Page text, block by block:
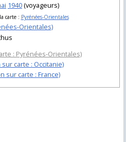
1940(voyageurs)
carte : Pyrénées-Orientales
: Pyrénées-Orientales)
carte : Occitanie)
sur carte : France)